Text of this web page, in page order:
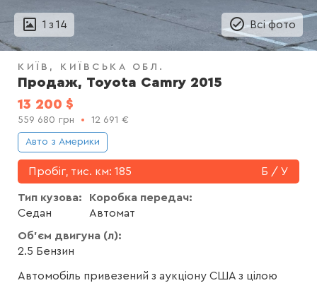
1 з 14 Всі фото
КИЇВ КИЇВСЬКА ОБЛ.
Продаж, Toyota Camry 2015
13 200 $
559 680 грн 12 691 €
Авто з Америки
Пробіг, тис. км: 185 Б / У
Тип кузова:
Седан
Коробка передач:
Автомат
Об'єм двигуна (л):
2.5 Бензин
Автомобіль привезений з аукціону США з цілою